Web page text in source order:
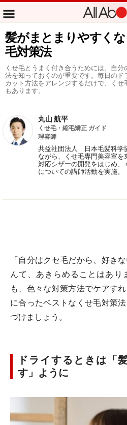
髪がまとまりやすく
毛対策法
くせ毛とうまく付き合うためには、自
法を知っておくのが重要です。毎日の
カット方法をアレンジするだけで、く
もあります。
丸山 航平
くせ毛・縮毛矯正 ガイド
理容師
共益社団法人 日本毛髪科学
ながら、くせ毛専門美容室
対応シザーの開発をはじめ
についての講師活動を実施。
「自分はクセ毛だから、好き
んて、あきらめることはあり
も、色々な対策方法でケアす
に合ったベストなくせ毛対策
づけましょう。
ドライするときは「
す」ように